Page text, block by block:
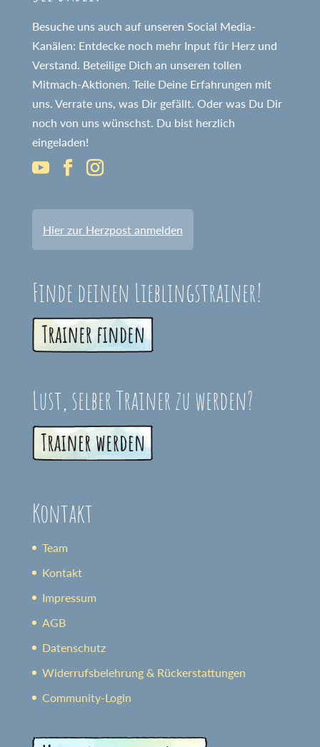
Besuche uns auch auf unseren Social Media-
Kanälen: Entdecke noch mehr Input für Herz und
Verstand. Beteilige Dich an unseren tollen
Mitmach-Aktionen. Teile Deine Erfahrungen mit
uns. Verrate uns, was Dir gefällt. Oder was Du Dir
noch von uns wünschst. Du bist herzlich
eingeladen!
Hier zur Herzpost anmelden
Finde deinen Lieblingstrainer!
Lust, selber Trainer zu werden?
Kontakt
Team
Kontakt
Impressum
AGB
Datenschutz
Widerrufsbelehrung & Rückerstattungen
Community-Login